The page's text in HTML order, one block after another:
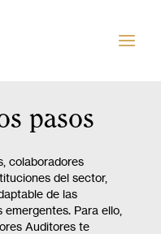
pasos
colaboradores
del sector,
de las
Para ello,
Auditores te